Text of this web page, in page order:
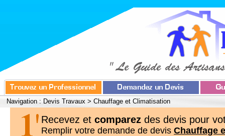
Navigation : Devis Travaux > Chauffage et Climatisation
Recevez et comparez des devis pour
Remplir votre demande de devis Chauffage